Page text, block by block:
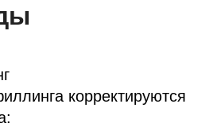
корректируются